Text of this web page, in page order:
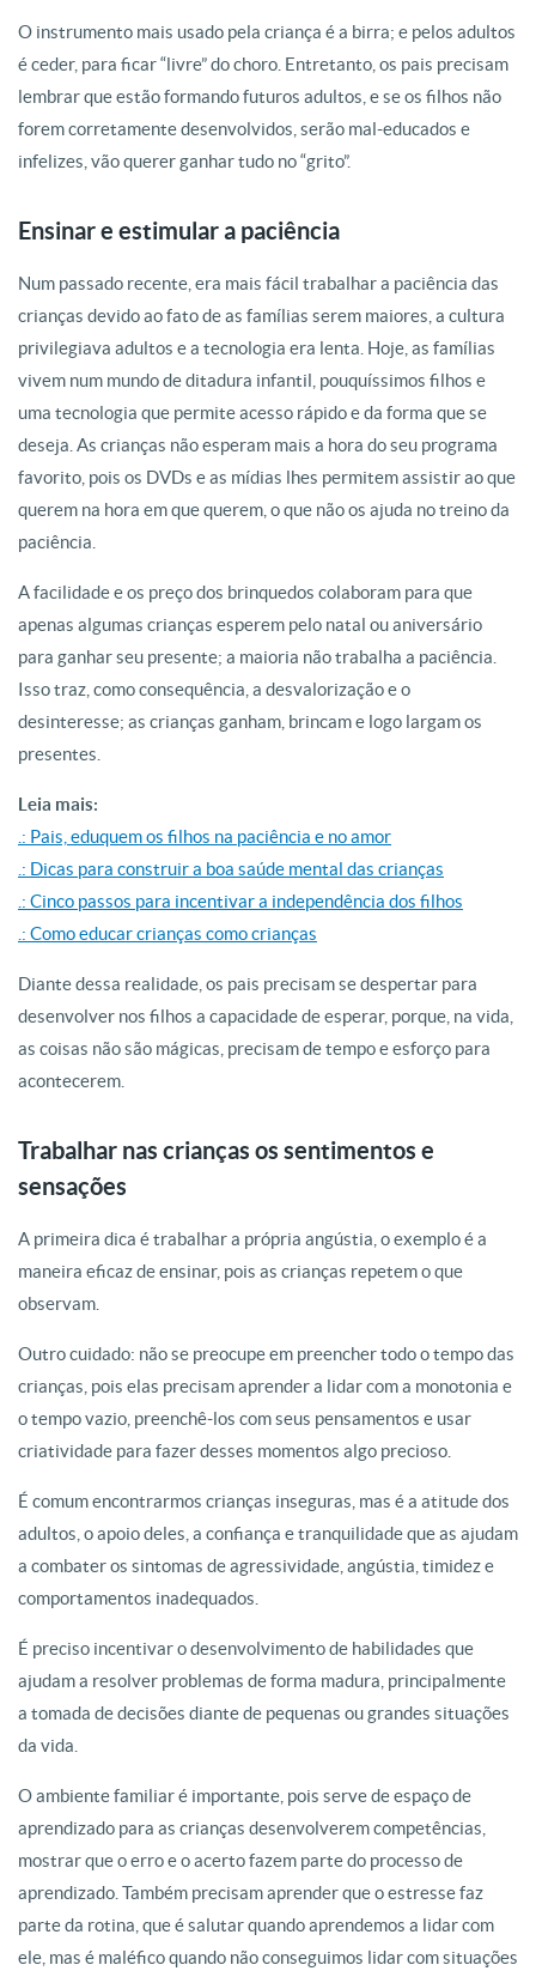
O instrumento mais usado pela criança é a birra; e pelos adultos
é ceder, para ficar “livre” do choro. Entretanto, os pais precisam
lembrar que estão formando futuros adultos, e se os filhos não
forem corretamente desenvolvidos, serão mal-educados e
infelizes, vão querer ganhar tudo no “grito”.
Ensinar e estimular a paciência
Num passado recente, era mais fácil trabalhar a paciência das
crianças devido ao fato de as famílias serem maiores, a cultura
privilegiava adultos e a tecnologia era lenta. Hoje, as famílias
vivem num mundo de ditadura infantil, pouquíssimos filhos e
uma tecnologia que permite acesso rápido e da forma que se
deseja. As crianças não esperam mais a hora do seu programa
favorito, pois os DVDs e as mídias lhes permitem assistir ao que
querem na hora em que querem, o que não os ajuda no treino da
paciência.
A facilidade e os preço dos brinquedos colaboram para que
apenas algumas crianças esperem pelo natal ou aniversário
para ganhar seu presente; a maioria não trabalha a paciência.
Isso traz, como consequência, a desvalorização e o
desinteresse; as crianças ganham, brincam e logo largam os
presentes.
Leia mais:
.: Pais, eduquem os filhos na paciência e no amor
.: Dicas para construir a boa saúde mental das crianças
.: Cinco passos para incentivar a independência dos filhos
.: Como educar crianças como crianças
Diante dessa realidade, os pais precisam se despertar para
desenvolver nos filhos a capacidade de esperar, porque, na vida,
as coisas não são mágicas, precisam de tempo e esforço para
acontecerem.
Trabalhar nas crianças os sentimentos e
sensações
A primeira dica é trabalhar a própria angústia, o exemplo é a
maneira eficaz de ensinar, pois as crianças repetem o que
observam.
Outro cuidado: não se preocupe em preencher todo o tempo das
crianças, pois elas precisam aprender a lidar com a monotonia e
o tempo vazio, preenchê-los com seus pensamentos e usar
criatividade para fazer desses momentos algo precioso.
É comum encontrarmos crianças inseguras, mas é a atitude dos
adultos, o apoio deles, a confiança e tranquilidade que as ajudam
a combater os sintomas de agressividade, angústia, timidez e
comportamentos inadequados.
É preciso incentivar o desenvolvimento de habilidades que
ajudam a resolver problemas de forma madura, principalmente
a tomada de decisões diante de pequenas ou grandes situações
da vida.
O ambiente familiar é importante, pois serve de espaço de
aprendizado para as crianças desenvolverem competências,
mostrar que o erro e o acerto fazem parte do processo de
aprendizado. Também precisam aprender que o estresse faz
parte da rotina, que é salutar quando aprendemos a lidar com
ele, mas é maléfico quando não conseguimos lidar com situações